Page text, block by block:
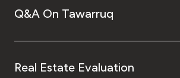
Q&A On Tawarruq
Real Estate Evaluation